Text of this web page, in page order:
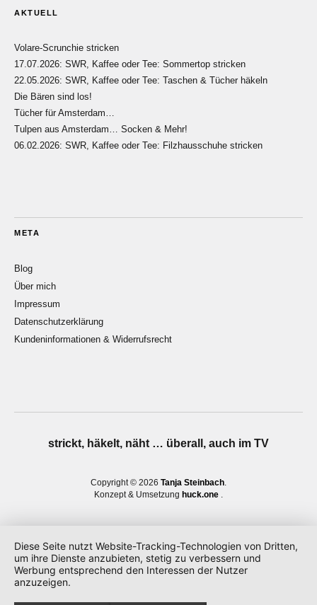
AKTUELL
Volare-Scrunchie stricken
17.07.2026: SWR, Kaffee oder Tee: Sommertop stricken
22.05.2026: SWR, Kaffee oder Tee: Taschen & Tücher häkeln
Die Bären sind los!
Tücher für Amsterdam…
Tulpen aus Amsterdam… Socken & Mehr!
06.02.2026: SWR, Kaffee oder Tee: Filzhausschuhe stricken
META
Blog
Über mich
Impressum
Datenschutzerklärung
Kundeninformationen & Widerrufsrecht
strickt, häkelt, näht … überall, auch im TV
Copyright © 2026 Tanja Steinbach
Konzept & Umsetzung huck.one
Diese Seite nutzt Website-Tracking-Technologien von Dritten,
um ihre Dienste anzubieten, stetig zu verbessern und
Werbung entsprechend den Interessen der Nutzer
anzuzeigen.